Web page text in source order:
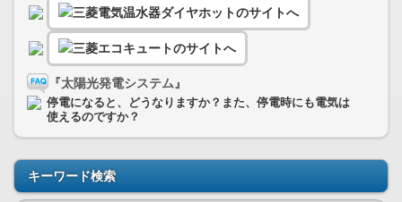
『太陽光発電システム』
停電になると、どうなりますか？また、停電時にも電気は
使えるのですか？
キーワード検索